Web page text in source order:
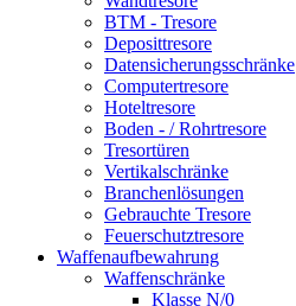
BTM - Tresore
Deposittresore
Datensicherungsschränke
Computertresore
Hoteltresore
Boden - / Rohrtresore
Tresortüren
Vertikalschränke
Branchenlösungen
Gebrauchte Tresore
Feuerschutztresore
Waffenaufbewahrung
Waffenschränke
Klasse N/0